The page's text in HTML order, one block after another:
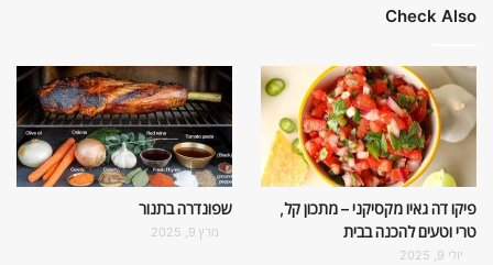
Check Also
פיקו דה גאיו מקסיקני – מתכון קל,
טרי וטעים להכנה בבית
יולי 9, 2025
שפונדרה בתנור
מרץ 9, 2025